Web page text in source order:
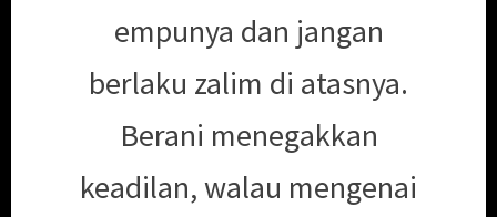
empunya dan jangan
berlaku zalim di atasnya.
Berani menegakkan
keadilan, walau mengenai